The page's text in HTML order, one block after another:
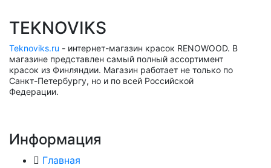
TEKNOVIKS
Teknoviks.ru - интернет-магазин красок RENOWOOD. В
магазине представлен самый полный ассортимент
красок из Финляндии. Магазин работает не только по
Санкт-Петербургу, но и по всей Российской
Федерации.
Информация
Главная